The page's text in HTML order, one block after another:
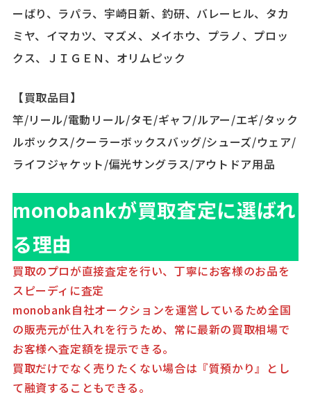
ーばり、ラパラ、宇崎日新、釣研、バレーヒル、タカ
ミヤ、イマカツ、マズメ、メイホウ、プラノ、プロッ
クス、ＪＩＧＥＮ、オリムピック
【買取品目】
竿/リール/電動リール/タモ/ギャフ/ルアー/エギ/タック
ルボックス/クーラーボックスバッグ/シューズ/ウェア/
ライフジャケット/偏光サングラス/アウトドア用品
monobankが買取査定に選ばれ
る理由
買取のプロが直接査定を行い、丁寧にお客様のお品を
スピーディに査定
monobank自社オークションを運営しているため全国
の販売元が仕入れを行うため、常に最新の買取相場で
お客様へ査定額を提示できる。
買取だけでなく売りたくない場合は『質預かり』とし
て融資することもできる。